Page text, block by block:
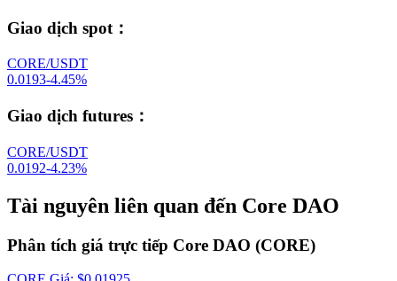
Giao dịch spot ：
CORE/USDT
0.0193-4.45%
Giao dịch futures ：
CORE/USDT
0.0192-4.23%
Tài nguyên liên quan đến Core DAO
Phân tích giá trực tiếp Core DAO (CORE)